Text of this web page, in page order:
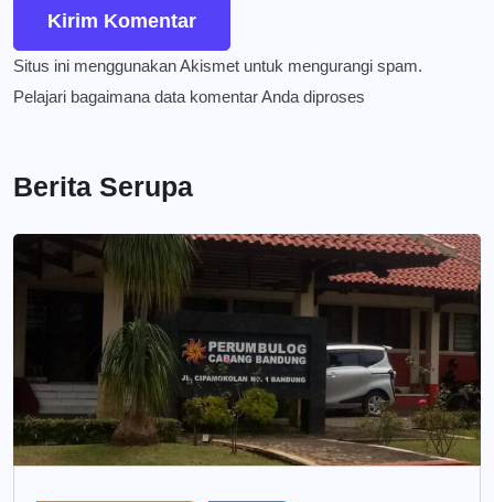
Situs ini menggunakan Akismet untuk mengurangi spam.
Pelajari bagaimana data komentar Anda diproses
Berita Serupa